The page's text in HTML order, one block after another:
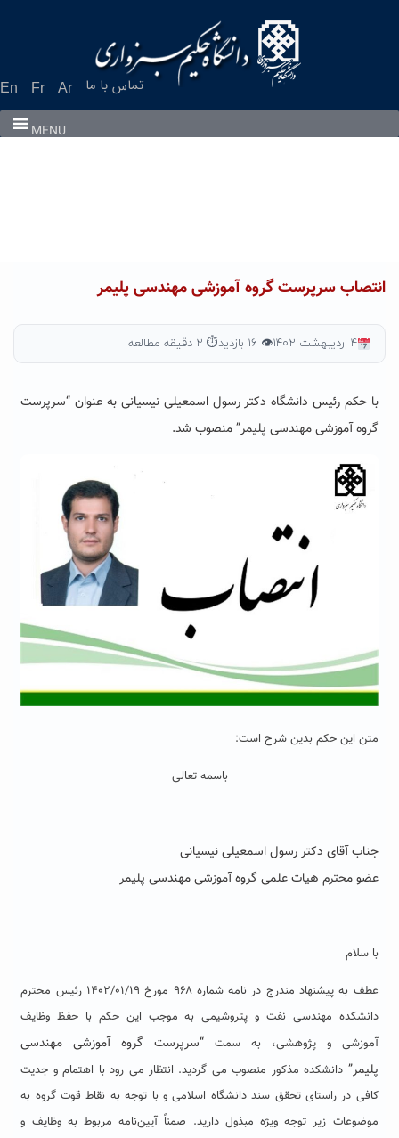
En Fr Ar تماس با ما
MENU
انتصاب سرپرست گروه آموزشی مهندسی پلیمر
۴ اردیبهشت ۱۴۰۲ 👁 ۱۶ بازدید ⏱ ۲ دقیقه مطالعه
با حکم رئیس دانشگاه دکتر رسول اسمعیلی نیسیانی به عنوان “سرپرست
گروه آموزشی مهندسی پلیمر” منصوب شد.
متن این حکم بدین شرح است:
باسمه تعالی
جناب آقای دکتر رسول اسمعیلی نیسیانی
عضو محترم هیات علمی گروه آموزشی مهندسی پلیمر
با سلام
عطف به پیشنهاد مندرج در نامه شماره ۹۶۸ مورخ ۱۴۰۲/۰۱/۱۹ رئیس محترم
دانشکده مهندسی نفت و پتروشیمی به موجب این حکم با حفظ وظایف
آموزشی و پژوهشی، به سمت “سرپرست گروه آموزشی مهندسی
پلیمر” دانشکده مذکور منصوب می گردید. انتظار می رود با اهتمام و جدیت
کافی در راستای تحقق سند دانشگاه اسلامی و با توجه به نقاط قوت گروه به
موضوعات زیر توجه ویژه مبذول دارید. ضمناً آیین‌نامه مربوط به وظایف و